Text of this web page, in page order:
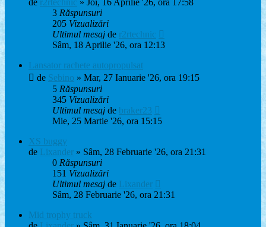
de r2rtechnic » Joi, 16 Aprilie '26, ora 17:58
3 Răspunsuri
205 Vizualizări
Ultimul mesaj de r2rtechnic
Sâm, 18 Aprilie '26, ora 12:13
Lansator rachete autopropulsat
de Sebino » Mar, 27 Ianuarie '26, ora 19:15
5 Răspunsuri
345 Vizualizări
Ultimul mesaj de braker23
Mie, 25 Martie '26, ora 15:15
XS buggy
de Lixander » Sâm, 28 Februarie '26, ora 21:31
0 Răspunsuri
151 Vizualizări
Ultimul mesaj de Lixander
Sâm, 28 Februarie '26, ora 21:31
Mid trophy truck